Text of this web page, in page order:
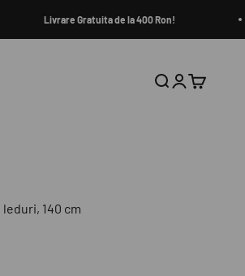
Livrare Gratuita de la 400 Ron!
Căutare
Autentificare
Coș
140 cm